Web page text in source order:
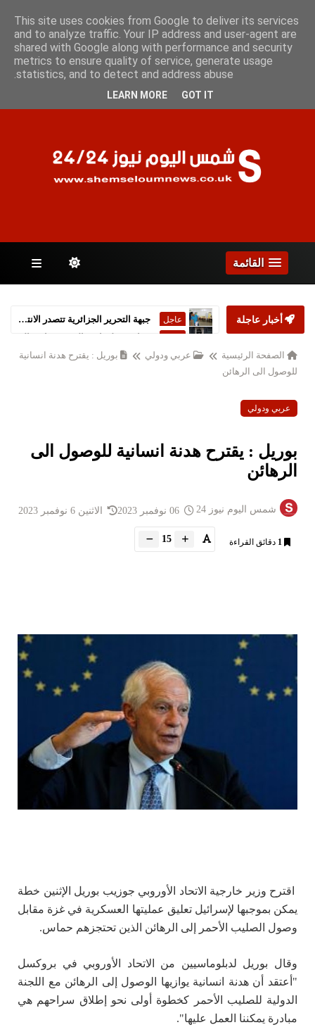
الخميس 6 أغسطس 2026
الصفحات
القائمة
أخبار عاجلة عاجل ستارمر يعلن استقالته من رئاسة الحكومة البريطانية
الصفحة الرئيسية عربي ودولي
بوريل : يقترح هدنة انسانية
للوصول الى الرهائن
عربي ودولي
بوريل : يقترح هدنة انسانية للوصول الى
الرهائن
شمس اليوم نيوز 24 الاثنين 6 نوفمبر 2023
1 دقائق القراءة 15
اقترح وزير خارجية الاتحاد الأوروبي جوزيب بوريل الإثنين خطة
يمكن بموجبها لإسرائيل تعليق عمليتها
العسكرية في غزة مقابل
وصول الصليب الأحمر إلى الرهائن الذين تحتجزهم حماس.
وقال بوريل لدبلوماسيين من الاتحاد الأوروبي في بروكسل
"أعتقد أن هدنة انسانية يوازيها الوصول إلى الرهائن مع اللجنة
الدولية للصليب الأحمر كخطوة أولى نحو إطلاق سراحهم هي
مبادرة يمكننا العمل عليها".
This site uses cookies from Google to deliver its services
and to analyze traffic. Your IP address and user-agent are
shared with Google along with performance and security
metrics to ensure quality of service, generate usage
statistics, and to detect and address abuse.
LEARN MORE GOT IT